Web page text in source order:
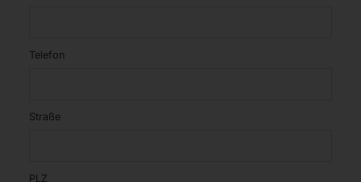
Telefon
Straße
PLZ